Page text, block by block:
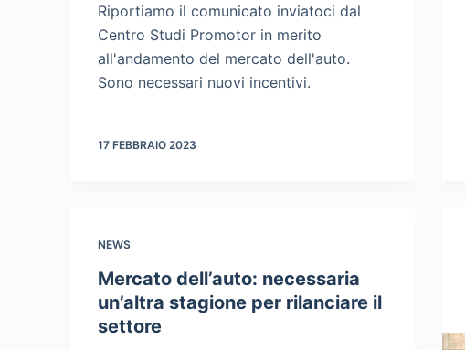
Riportiamo il comunicato inviatoci dal
Centro Studi Promotor in merito
all'andamento del mercato dell'auto.
Sono necessari nuovi incentivi.
17 FEBBRAIO 2023
NEWS
Mercato dell’auto: necessaria
un’altra stagione per rilanciare il
settore